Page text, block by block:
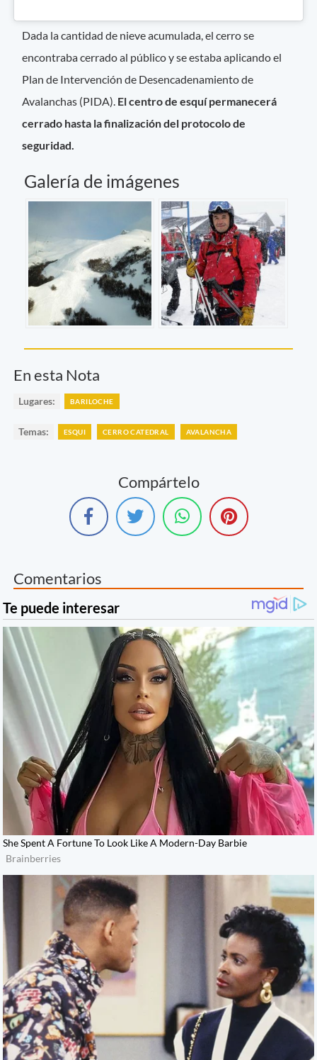
Dada la cantidad de nieve acumulada, el cerro se
encontraba cerrado al público y se estaba aplicando el
Plan de Intervención de Desencadenamiento de
Avalanchas (PIDA). El centro de esquí permanecerá
cerrado hasta la finalización del protocolo de
seguridad.
Galería de imágenes
En esta Nota
Lugares: BARILOCHE
Temas: ESQUI CERRO CATEDRAL AVALANCHA
Compártelo
Comentarios